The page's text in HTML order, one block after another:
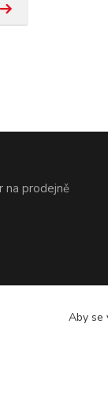
na prodejně
Aby se